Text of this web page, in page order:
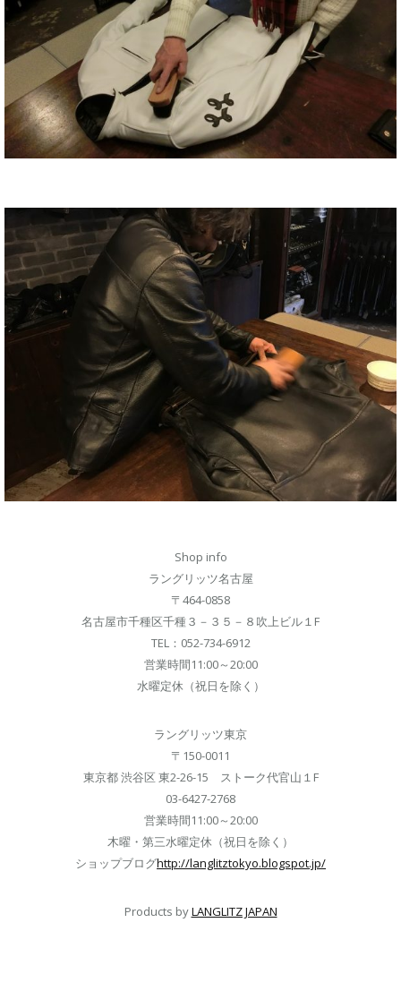
Shop info
ラングリッツ名古屋
〒464-0858
名古屋市千種区千種３－３５－８吹上ビル１F
TEL：052-734-6912
営業時間11:00～20:00
水曜定休（祝日を除く）
ラングリッツ東京
〒150-0011
東京都 渋谷区 東2-26-15 ストーク代官山１F
03-6427-2768
営業時間11:00～20:00
木曜・第三水曜定休（祝日を除く）
ショップブログhttp://langlitztokyo.blogspot.jp/
Products byLANGLITZ JAPAN